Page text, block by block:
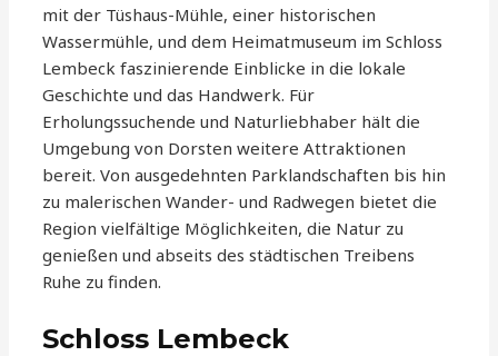
mit der Tüshaus-Mühle, einer historischen
Wassermühle, und dem Heimatmuseum im Schloss
Lembeck faszinierende Einblicke in die lokale
Geschichte und das Handwerk. Für
Erholungssuchende und Naturliebhaber hält die
Umgebung von Dorsten weitere Attraktionen
bereit. Von ausgedehnten Parklandschaften bis hin
zu malerischen Wander- und Radwegen bietet die
Region vielfältige Möglichkeiten, die Natur zu
genießen und abseits des städtischen Treibens
Ruhe zu finden.
Schloss Lembeck